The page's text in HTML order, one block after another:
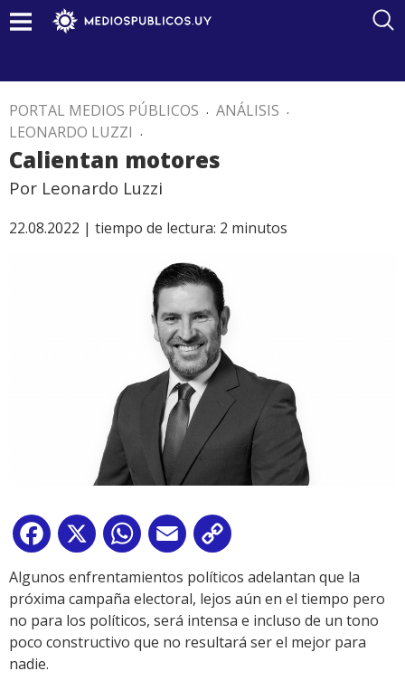
PORTAL MEDIOS PÚBLICOS . ANÁLISIS .
LEONARDO LUZZI .
Calientan motores
Por Leonardo Luzzi
22.08.2022 | tiempo de lectura: 2 minutos
Facebook
X WhatsApp
Email
Link
Algunos enfrentamientos políticos adelantan que la
próxima campaña electoral, lejos aún en el tiempo pero
no para los políticos, será intensa e incluso de un tono
poco constructivo que no resultará ser el mejor para
nadie.